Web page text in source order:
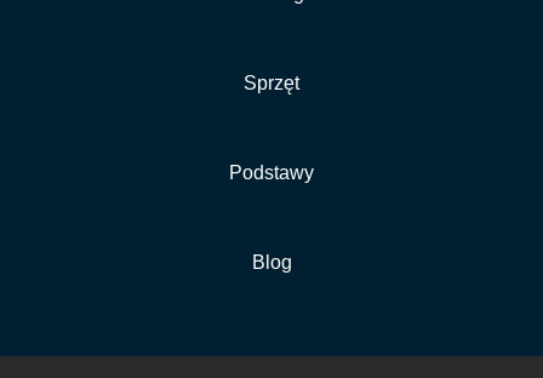
Sprzęt
Podstawy
Blog